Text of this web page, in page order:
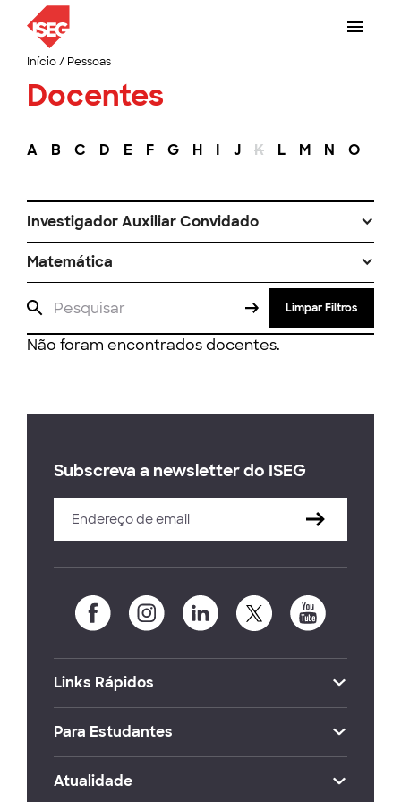
Início/ Pessoas
Docentes
A B C D E F G H I J K L M N O
Investigador Auxiliar Convidado
Matemática
Limpar Filtros
Não foram encontrados docentes.
Subscreva a newsletter do ISEG
Links Rápidos
Para Estudantes
Atualidade